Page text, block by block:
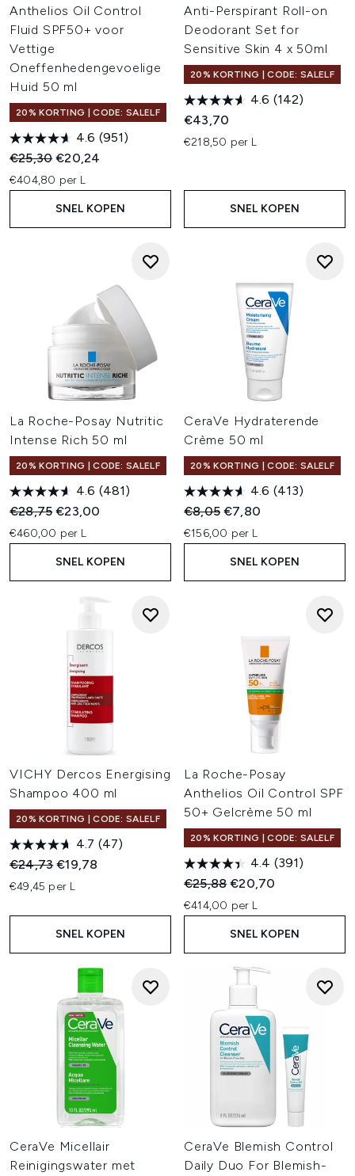
Anthelios Oil Control
Fluid SPF50+ voor
Vettige
Oneffenhedengevoelige
Huid 50 ml
20% KORTING | CODE: SALELF
4.6 (951)
Recommended Retail Price:
€25,30Huidige prijs:
€20,24
€404,80 per L
SNEL KOPEN
Anti-Perspirant Roll-on
Deodorant Set for
Sensitive Skin 4 x 50ml
20% KORTING | CODE: SALELF
4.6 (142)
€43,70
€218,50 per L
SNEL KOPEN
La Roche-Posay Nutritic
Intense Rich 50 ml
20% KORTING | CODE: SALELF
4.6 (481)
Recommended Retail Price:
€28,75Huidige prijs:
€23,00
€460,00 per L
SNEL KOPEN
CeraVe Hydraterende
Crème 50 ml
20% KORTING | CODE: SALELF
4.6 (413)
Recommended Retail Price:
€8,05 Huidige prijs:
€7,80
€156,00 per L
SNEL KOPEN
VICHY Dercos Energising
Shampoo 400 ml
20% KORTING | CODE: SALELF
4.7 (47)
Recommended Retail Price:
€24,73Huidige prijs:
€19,78
€49,45 per L
SNEL KOPEN
La Roche-Posay
Anthelios Oil Control SPF
50+ Gelcrème 50 ml
20% KORTING | CODE: SALELF
4.4 (391)
Recommended Retail Price:
€25,88Huidige prijs:
€20,70
€414,00 per L
SNEL KOPEN
CeraVe Micellair
Reinigingswater met
CeraVe Blemish Control
Daily Duo For Blemish-